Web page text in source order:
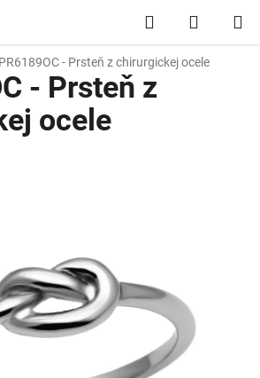
Hľadať
KOŠÍK
PR6189OC - Prsteň z chirurgickej ocele
- Prsteň z
ocele